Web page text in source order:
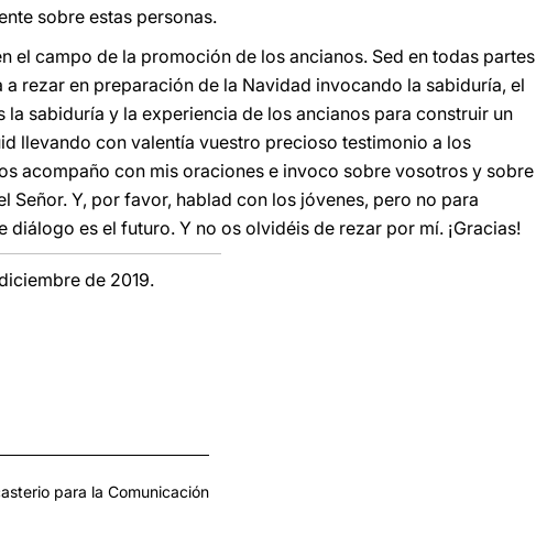
sobre estas personas.
el campo de la promoción de los ancianos. Sed en todas partes
rezar en preparación de la Navidad invocando la sabiduría, el
sabiduría y la experiencia de los ancianos para construir un
llevando con valentía vuestro precioso testimonio a los
acompaño con mis oraciones e invoco sobre vosotros y sobre
Y, por favor, hablad con los jóvenes, pero no para
es el futuro. Y no os olvidéis de rezar por mí. ¡Gracias!
de 2019.
para la Comunicación